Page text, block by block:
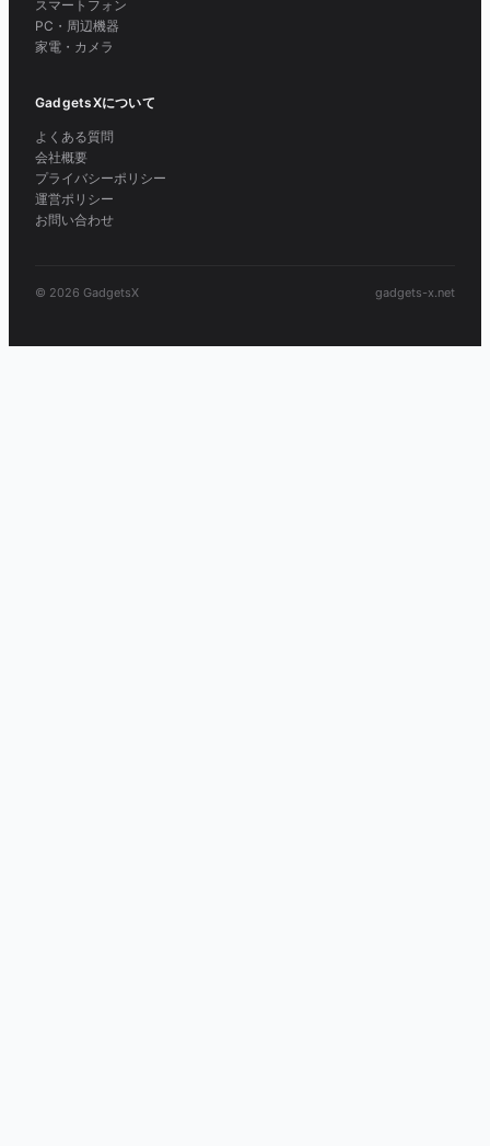
スマートフォン
PC・周辺機器
家電・カメラ
GadgetsXについて
よくある質問
会社概要
プライバシーポリシー
運営ポリシー
お問い合わせ
© 2026 GadgetsX gadgets-x.net